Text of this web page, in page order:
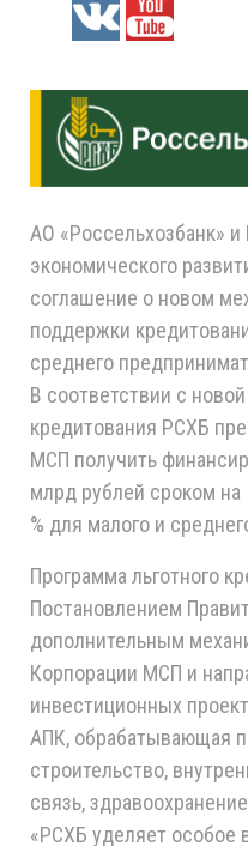
АО «Россельхозбанк»
экономического
соглашение о новом
поддержки
среднего
В соответствии с
кредитования РСХБ
МСП получить
млрд рублей сроком на
% для малого и
Программа льготного
Постановлением
дополнительным
Корпорации МСП и
инвестиционных
АПК, обрабатывающая
строительство,
связь,
«РСХБ уделяет особое